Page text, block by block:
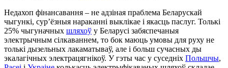
Недахоп фінансавання – не адзіная праблема Беларускай
чыгункі, сур’ёзныя нараканні выклікае і якасць паслуг. Толькі
25% чыгуначных шляхоў у Беларусі забяспечаныя
электрычным сілкаваннем, то бок маюць умовы для руху не
толькі дызельных лакаматываў, але і больш сучасных ды
экалагічных электрацягнікоў. У гэты час у суседніх Польшчы,